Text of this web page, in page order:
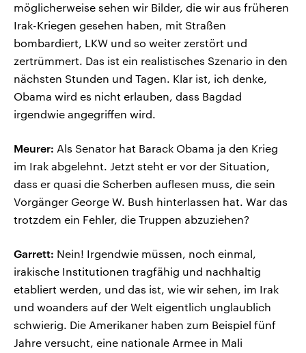
möglicherweise sehen wir Bilder, die wir aus früheren
Irak-Kriegen gesehen haben, mit Straßen
bombardiert, LKW und so weiter zerstört und
zertrümmert. Das ist ein realistisches Szenario in den
nächsten Stunden und Tagen. Klar ist, ich denke,
Obama wird es nicht erlauben, dass Bagdad
irgendwie angegriffen wird.
Meurer: Als Senator hat Barack Obama ja den Krieg
im Irak abgelehnt. Jetzt steht er vor der Situation,
dass er quasi die Scherben auflesen muss, die sein
Vorgänger George W. Bush hinterlassen hat. War das
trotzdem ein Fehler, die Truppen abzuziehen?
Garrett: Nein! Irgendwie müssen, noch einmal,
irakische Institutionen tragfähig und nachhaltig
etabliert werden, und das ist, wie wir sehen, im Irak
und woanders auf der Welt eigentlich unglaublich
schwierig. Die Amerikaner haben zum Beispiel fünf
Jahre versucht, eine nationale Armee in Mali